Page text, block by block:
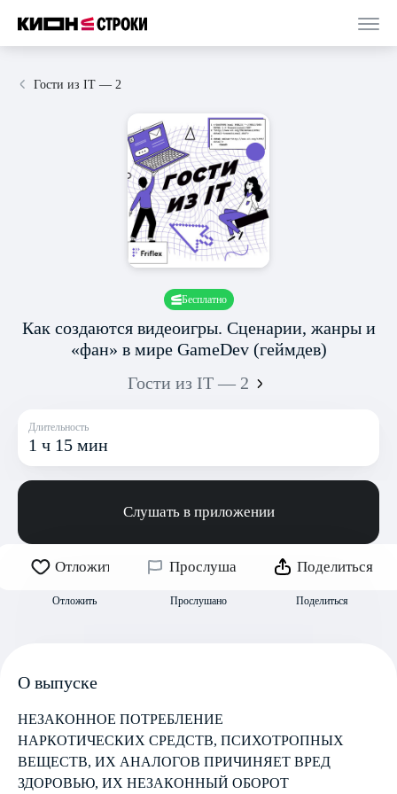
Гости из IT — 2
Бесплатно
Как создаются видеоигры. Сценарии, жанры и
«фан» в мире GameDev (геймдев)
Гости из IT — 2
Длительность
1 ч 15 мин
Слушать в приложении
Отложить
Отложить
Прослушано
Прослушано
Поделиться
Поделиться
О выпуске
НЕЗАКОННОЕ ПОТРЕБЛЕНИЕ
НАРКОТИЧЕСКИХ СРЕДСТВ, ПСИХОТРОПНЫХ
ВЕЩЕСТВ, ИХ АНАЛОГОВ ПРИЧИНЯЕТ ВРЕД
ЗДОРОВЬЮ, ИХ НЕЗАКОННЫЙ ОБОРОТ